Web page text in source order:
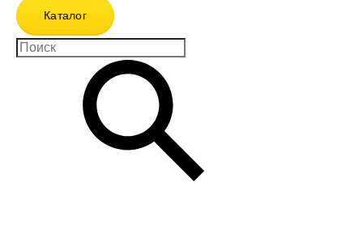
Каталог